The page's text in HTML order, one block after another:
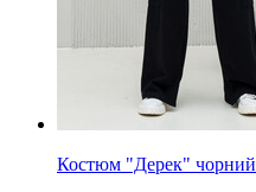
Костюм "Дерек" чорний